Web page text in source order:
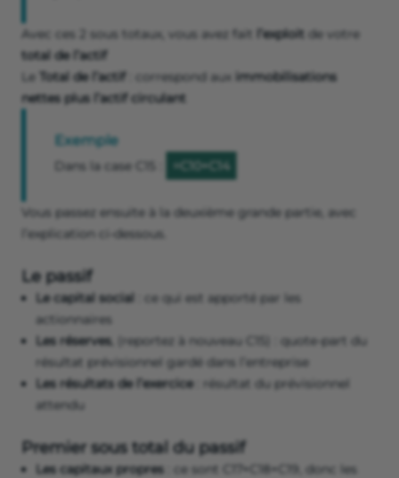
Avec ces 2 sous totaux, vous avez fait l’exploit de votre
total de l’actif
Le
Total de l’actif : correspond aux immobilisations
nettes plus l’actif circulant
Exemple
Dans la case C15 : =C10+C14
Vous passez ensuite à la deuxième grande partie, avec
l’explication ci-dessous.
Le passif
Le capital social : ce qui est apporté par les
actionnaires
Les réserves, (reportez à nouveau C15) : quote-part du
résultat prévisionnel gardé dans l’entreprise
Les résultats de l’exercice: résultat du prévisionnel
attendu
Premier sous total du passif
Les capitaux propres : ce sont C17+C18+C19, donc les